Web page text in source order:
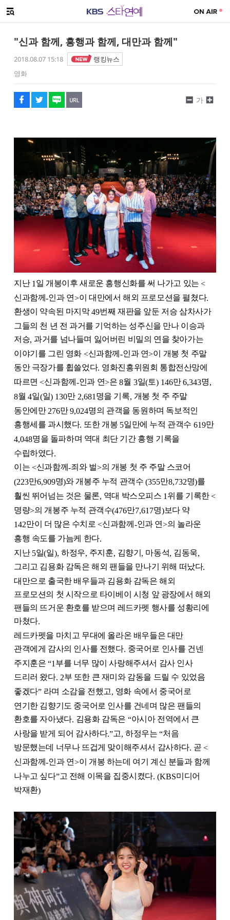
메뉴 열기
"신과 함께, 흥행과 함께, 대만과 함께"
2018.08.07 15:18
랭킹뉴스
영화
페이스북
트위터
네이버
URL복사
글씨 작게보기
가
글씨 크게보기
지난 1 일 개봉이후 새로운 흥행신화를 써 나가고 있는<
신과함께-인과 연>이 대만에서 해외 프로모션을 펼쳤다.
환생이 약속된 마지막49번째 재판을 앞둔 저승 삼차사가
그들의 천 년 전 과거를 기억하는 성주신을 만나 이승과
저승,과거를 넘나들며 잃어버린 비밀의 연을 찾아가는
이야기를 그린 영화 <신과함께-인과 연>이 개봉 첫 주말
동안 극장가를 휩쓸었다. 영화진흥위원회 통합전산망에
따르면<신과함께-인과 연>은8월 3일(토) 146만6,343명,
8월4일(일) 130만 2,681 명을 기록, 개봉 첫 주 주말
동안에만 276만9,024명의 관객을 동원하며 독보적인
흥행세를 과시했다. 또한 개봉 5일만에 누적 관객수 619만
4,048명을 돌파하며 역대 최단 기간 흥행 기록을
수립하였다.
이는 <신과함께-죄와 벌>의 개봉 첫 주 주말 스코어
(223만6,909명)와 개봉주 누적 관객수(355만8,732명)를
훨씬 뛰어넘는 것은 물론, 역대 박스오피스 1 위를 기록한<
명량>의 개봉주 누적 관객수(476만7,617명)보다 약
142만이 더 많은 수치로<신과함께-인과 연>의 놀라운
흥행 속도를 가늠케 한다.
지난 5일(일),하정우, 주지훈, 김향기, 마동석, 김동욱,
그리고 김용화 감독은 해외 팬들을 만나기 위해 떠났다.
대만으로 출국한 배우들과 김용화 감독은 해외
프로모션의 첫 시작으로 타이베이 시청 앞 광장에서 해외
팬들의 뜨거운 환호를 받으며 레드카펫 행사를 성황리에
마쳤다.
레드카펫을 마치고 무대에 올라온 배우들은 대만
관객에게 감사의 인사를 전했다. 중국어로 인사를 건넨
주지훈은 “1 부를 너무 많이 사랑해주셔서 감사 인사
드리러 왔다. 2부 또한 큰 재미와 감동을 드릴 수 있었음
좋겠다” 라며 소감을 전했고, 영화 속에서 중국어로
연기한 김향기도 중국어로 인사를 건네며 많은 팬들의
환호를 자아냈다. 김용화 감독은 “아시아 전역에서 큰
사랑을 받게 되어 감사하다.”고 ,하정우는“처음
방문했는데 너무나 뜨겁게 맞이해주셔서 감사하다. 곧<
신과함께-인과 연>이 개봉 하는데 여기 계신 분들과 함께
나누고 싶다”고 전해 이목을 집중시켰다 . (KBS미디어
박재환)
해시태그